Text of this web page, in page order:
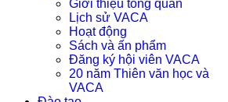
Giới thiệu tổng quan
Lịch sử VACA
Hoạt động
Sách và ấn phẩm
Đăng ký hội viên VACA
20 năm Thiên văn học và
VACA